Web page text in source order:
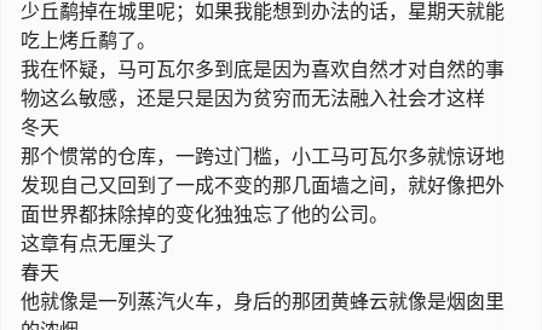
少丘鹬掉在城里呢；如果我能想到办法的话，星期天就能
吃上烤丘鹬了。
我在怀疑，马可瓦尔多到底是因为喜欢自然才对自然的事
物这么敏感，还是只是因为贫穷而无法融入社会才这样
冬天
那个惯常的仓库，一跨过门槛，小工马可瓦尔多就惊讶地
发现自己又回到了一成不变的那几面墙之间，就好像把外
面世界都抹除掉的变化独独忘了他的公司。
这章有点无厘头了
春天
他就像是一列蒸汽火车，身后的那团黄蜂云就像是烟囱里